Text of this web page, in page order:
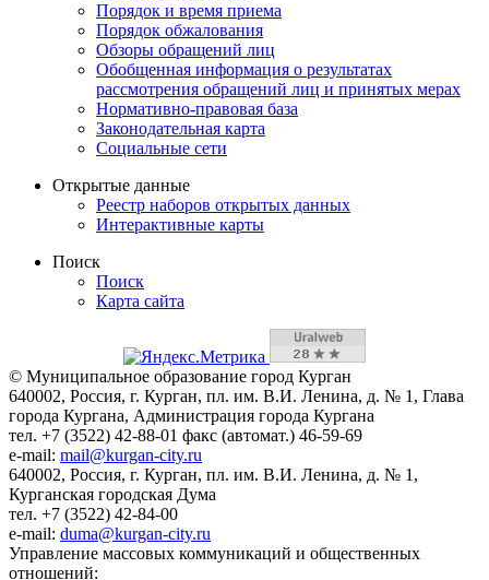
Порядок и время приема
Порядок обжалования
Обзоры обращений лиц
Обобщенная информация о результатах
рассмотрения обращений лиц и принятых мерах
Нормативно-правовая база
Законодательная карта
Социальные сети
Открытые данные
Реестр наборов открытых данных
Интерактивные карты
Поиск
Поиск
Карта сайта
© Муниципальное образование город Курган
640002, Россия, г. Курган, пл. им. В.И. Ленина, д. № 1, Глава
города Кургана, Администрация города Кургана
тел. +7 (3522) 42-88-01 факс (автомат.) 46-59-69
e-mail: mail@kurgan-city.ru
640002, Россия, г. Курган, пл. им. В.И. Ленина, д. № 1,
Курганская городская Дума
тел. +7 (3522) 42-84-00
e-mail: duma@kurgan-city.ru
Управление массовых коммуникаций и общественных
отношений: